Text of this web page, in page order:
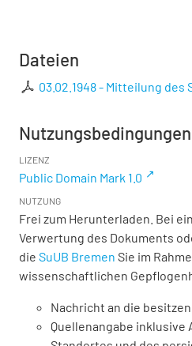
Dateien
03.02.1948 - Mitteilung des
Nutzungsbedingungen
LIZENZ
Public Domain Mark 1.0
NUTZUNG
Frei zum Herunterladen. Bei
Verwertung des Dokuments
die SuUB Bremen Sie im
wissenschaftlichen
Nachricht an die
Quellenangabe inklusive